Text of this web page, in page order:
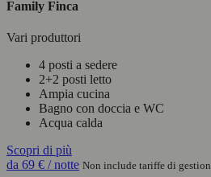
Family Finca
Vari produttori
4 posti a sedere
2+2 posti letto
Ampia cucina
Bagno con doccia e WC
Acqua calda
Scopri di più
da 69 € / notte Non include tariffe di